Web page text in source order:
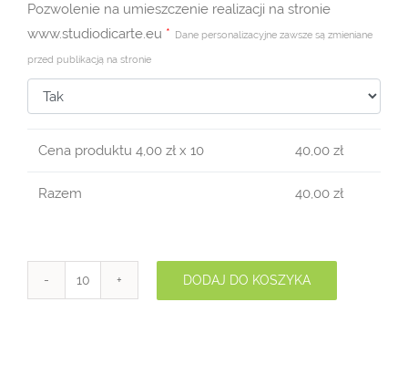
Pozwolenie na umieszczenie realizacji na stronie
www.studiodicarte.eu * Dane personalizacyjne zawsze są zmieniane
przed publikacją na stronie
Cena produktu 4,00 zł x 10 40,00 zł
Razem 40,00 zł
DODAJ DO KOSZYKA